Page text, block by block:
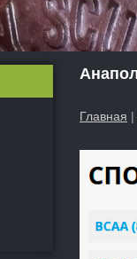
Главная |